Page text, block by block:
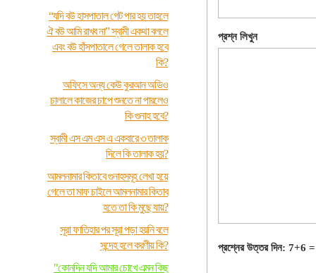
“যদি বউ হাসপাতাল গেট পার হয় তাহলে
ঐ বউ আমি রাখব না” স্বামী একথা বললে
এবং বউ হাঁসপাতালে গেলে তালাক হবে
কি?
অফিসে অন্য কেউ কুরআন অডিও
চালালে কাজের চাপে শুনতে না পারলেও
কি গুনাহ হবে?
স্বামী এস এম এস এ একবারে ৩ তালাক
দিলে কি তালাক হয়?
আমলনামার কিতাবে গুনাহসমূহ লেখা হয়ে
গেলে তা মাফ চাইলে আমলনামার কিতাব
হতে তা কি মুছে যায়?
সূরা ফাতিহার পর সূরা পড়া হয়নি বলে
সন্দেহ হলে করণীয় কি?
"কোনদিন যদি আমার চোখে এমন কিছু
প্রশ্ন লিখুন
প্রশ্নের উত্তর দিন: 7+6 =